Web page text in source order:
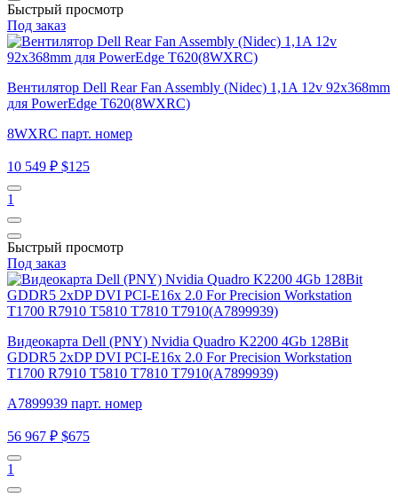
Быстрый просмотр
Под заказ
Вентилятор Dell Rear Fan Assembly (Nidec) 1,1A 12v 92x368mm
для PowerEdge T620(8WXRC)
8WXRC парт. номер
10 549 ₽ $125
1
Быстрый просмотр
Под заказ
Видеокарта Dell (PNY) Nvidia Quadro K2200 4Gb 128Bit
GDDR5 2xDP DVI PCI-E16x 2.0 For Precision Workstation
T1700 R7910 T5810 T7810 T7910(A7899939)
A7899939 парт. номер
56 967 ₽ $675
1